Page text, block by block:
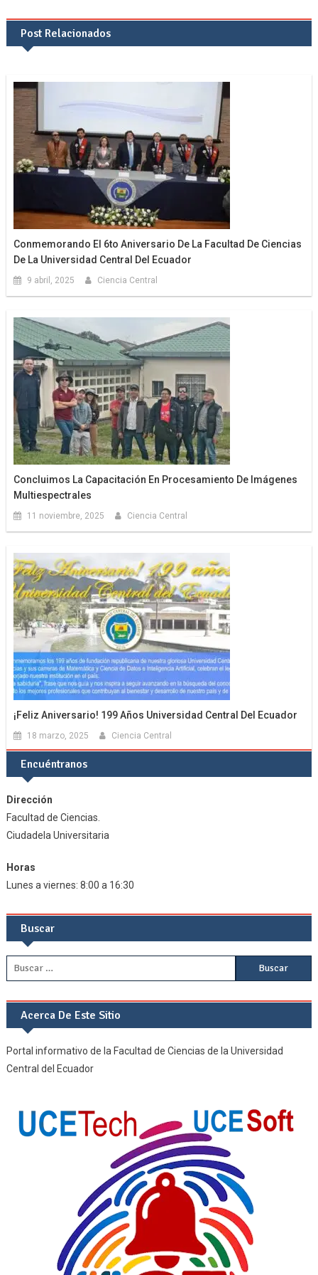
de
entradas
Post Relacionados
Conmemorando El 6to Aniversario De La Facultad De Ciencias
De La Universidad Central Del Ecuador
9 abril, 2025 Ciencia Central
Concluimos La Capacitación En Procesamiento De Imágenes
Multiespectrales
11 noviembre, 2025 Ciencia Central
¡Feliz Aniversario! 199 Años Universidad Central Del Ecuador
18 marzo, 2025 Ciencia Central
Encuéntranos
Dirección
Facultad de Ciencias.
Ciudadela Universitaria
Horas
Lunes a viernes: 8:00 a 16:30
Buscar
Buscar:
Acerca De Este Sitio
Portal informativo de la Facultad de Ciencias de la Universidad
Central del Ecuador